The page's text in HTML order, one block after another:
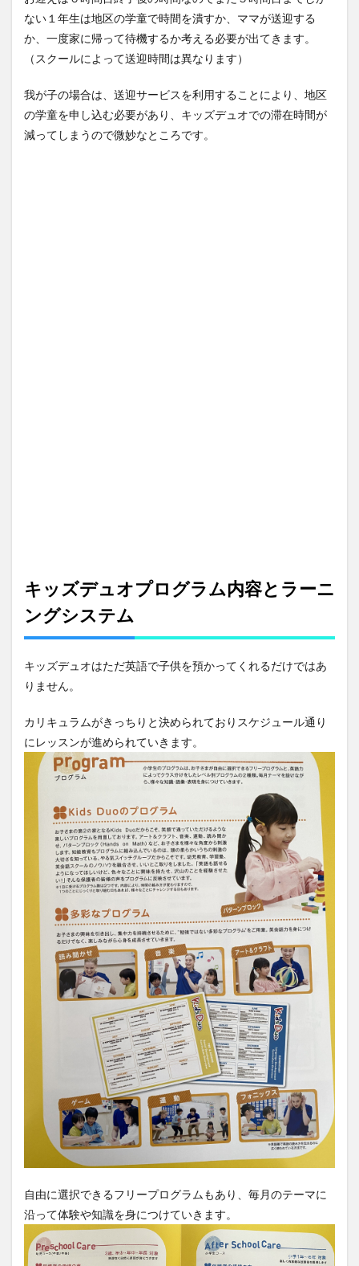
ない１年生は地区の学童で時間を潰すか、ママが送迎する
か、一度家に帰って待機するか考える必要が出てきます。
（スクールによって送迎時間は異なります）
我が子の場合は、送迎サービスを利用することにより、地区
の学童を申し込む必要があり、キッズデュオでの滞在時間が
減ってしまうので微妙なところです。
キッズデュオプログラム内容とラーニ
ングシステム
キッズデュオはただ英語で子供を預かってくれるだけではあ
りません。
カリキュラムがきっちりと決められておりスケジュール通り
にレッスンが進められていきます。
自由に選択できるフリープログラムもあり、毎月のテーマに
沿って体験や知識を身につけていきます。